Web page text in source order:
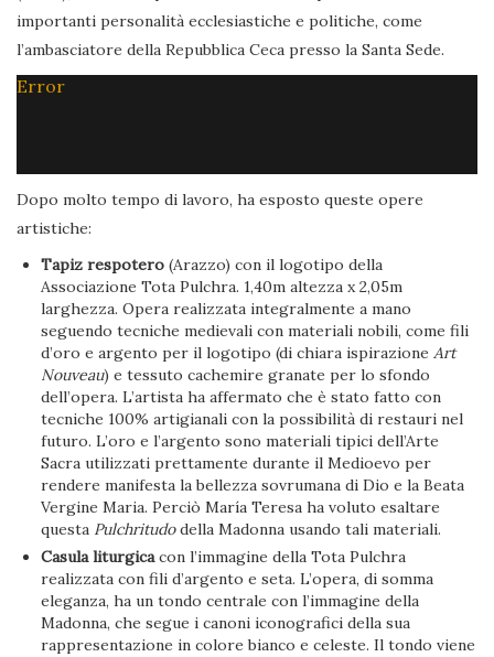
importanti personalità ecclesiastiche e politiche, come
l’ambasciatore della Repubblica Ceca presso la Santa Sede.
Error
Dopo molto tempo di lavoro, ha esposto queste opere
artistiche:
Tapiz respotero (Arazzo) con il logotipo della
Associazione Tota Pulchra. 1,40m altezza x 2,05m
larghezza. Opera realizzata integralmente a mano
seguendo tecniche medievali con materiali nobili, come fili
d’oro e argento per il logotipo (di chiara ispirazioneArt
Nouveau) e tessuto cachemire granate per lo sfondo
dell’opera. L’artista ha affermato che è stato fatto con
tecniche 100% artigianali con la possibilità di restauri nel
futuro. L’oro e l’argento sono materiali tipici dell’Arte
Sacra utilizzati prettamente durante il Medioevo per
rendere manifesta la bellezza sovrumana di Dio e la Beata
Vergine Maria. Perciò María Teresa ha voluto esaltare
questa Pulchritudodella Madonna usando tali materiali.
Casula liturgicacon l’immagine della Tota Pulchra
realizzata con fili d’argento e seta. L’opera, di somma
eleganza, ha un tondo centrale con l’immagine della
Madonna, che segue i canoni iconografici della sua
rappresentazione in colore bianco e celeste. Il tondo viene